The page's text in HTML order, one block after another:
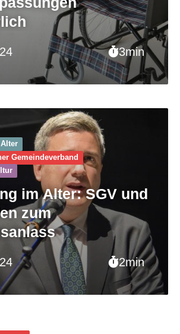
3min
2min
Gemeinde­verband
im Alter: SGV und
zum